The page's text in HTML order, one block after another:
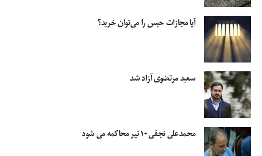
آیا مجازات حبس را می‌توان خرید؟
سعید مرتضوی آزاد شد
محمدعلی نجفی ۱۰ تیر محاکمه می شود